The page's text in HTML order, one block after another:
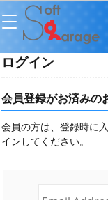
ログイン
会員登録がお済みの
会員の方は、登録時に
インしてください。